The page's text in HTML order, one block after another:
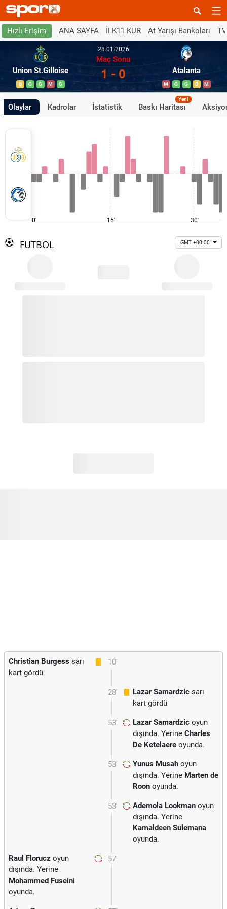
Hızlı Erişim ANA SAYFA İLK11 KUR At Yarışı Bankoları
Union St.Gilloise
B G G M G
28.01.2026
Maç Sonu
1 - 0 Atalanta
M G G B M
Olaylar Kadrolar İstatistik Baskı Haritası
Yeni
0' 15' 30'
FUTBOL GMT +00:00
10'
Christian Burgess sarı
kart gördü
28' Lazar Samardzic sarı
kart gördü
53' Lazar Samardzic oyun
dışında. Yerine Charles
De Ketelaere oyunda.
53' Yunus Musah oyun
dışında. Yerine Marten de
Roon oyunda.
53' Ademola Lookman oyun
dışında. Yerine
Kamaldeen Sulemana
oyunda.
57'
Raul Florucz oyun
dışında. Yerine
Mohammed Fuseini
oyunda.